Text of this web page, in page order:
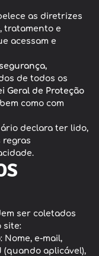
as diretrizes
tratamento e
acessam e
de todos os
Geral de Proteção
como com
declara ter lido,
regras
ser coletados
site:
: Nome, e-mail,
(quando aplicável),